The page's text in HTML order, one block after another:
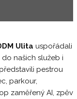
Ulita uspořádali
našich služeb i
pestrou
parkour,
zaměřený AI, zpěv